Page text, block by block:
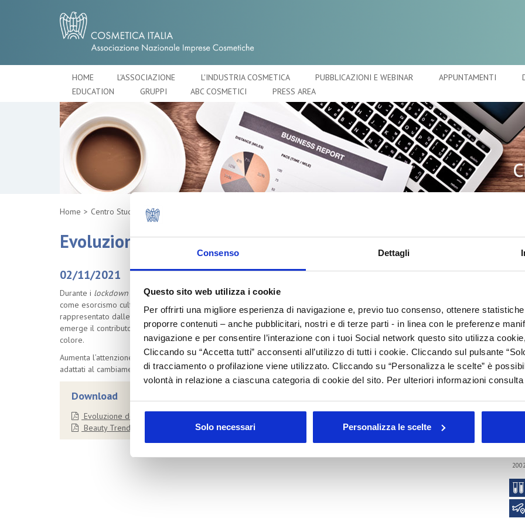
Consenso Dettagli
Questo sito web utilizza i cookie
Per offrirti una migliore esperienza di navigazione e, previo tuo consenso, ottenere
proporre contenuti – anche pubblicitari, nostri e di terze parti - in linea con le preferenze
navigazione e per consentire l’interazione con i tuoi Social network questo sito utilizza
Cliccando su “Accetta tutti” acconsenti all’utilizzo di tutti i cookie. Cliccando sul pulsante
di tracciamento o profilazione viene utilizzato. Cliccando su “Personalizza le scelte” è
volontà in relazione a ciascuna categoria di cookie del sito. Per ulteriori informazioni
Solo necessari Personalizza le scelte
HOME L'ASSOCIAZIONE L'INDUSTRIA COSMETICA PUBBLICAZIONI E WEBINAR APPUNTAMENTI
EDUCATION
GRUPPI ABC COSMETICI PRESS AREA
Home Centro Studi
Evoluzione dei claim della cura viso
02/11/2021
Durante i lockdown le mura domestiche sono state un ostacolo sociale e di sviluppo economico e, a ripresa avvenuta,
come esorcismo culturale si riducono le barriere socio-demografiche. Un esempio di orientamento ai nuovi messaggi è
rappresentato dalle conversazioni social sulla luminosità della pelle: passa in secondo piano l’aspetto estetico ed
emerge il contributo al ripristino dello stato naturale e ottimale della pelle, senza fare riferimento al cambiamento del
colore.
Aumenta l’attenzione dei consumatori intorno ai valori legati all'inclusività e crescono i brand che si sono maggiormente
adattati al cambiamento culturale.
Download
Evoluzione dei claim della cura viso
Beauty Trend Watch - versione completa di ottobre 2021
2002